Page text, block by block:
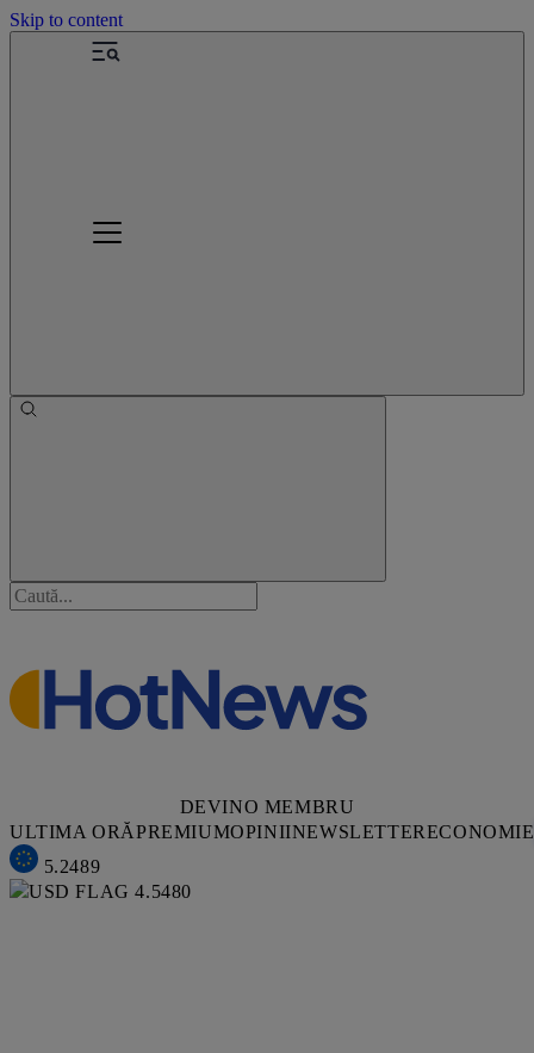
Skip to content
DEVINO MEMBRU
ULTIMA ORĂPREMIUMOPINIINEWSLETTERECONOMIE
5.2489
4.5480